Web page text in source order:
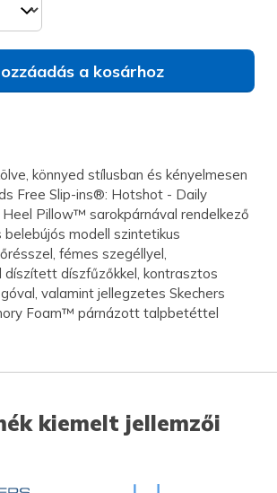
a kosárhoz
könnyed stílusban és kényelmesen
Free Slip-ins®: Hotshot - Daily
Heel Pillow™ sarokpárnával rendelkező
belebújós modell szintetikus
fémes szegéllyel,
díszített díszfűzőkkel, kontrasztos
valamint jellegzetes Skechers
Foam™ párnázott talpbetéttel
kiemelt jellemzői